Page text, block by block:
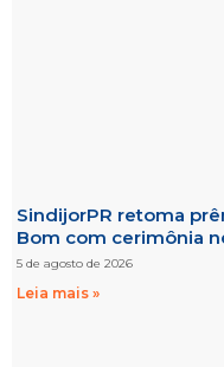
SindijorPR retoma
Bom com cerimônia
5 de agosto de 2026
Leia mais »